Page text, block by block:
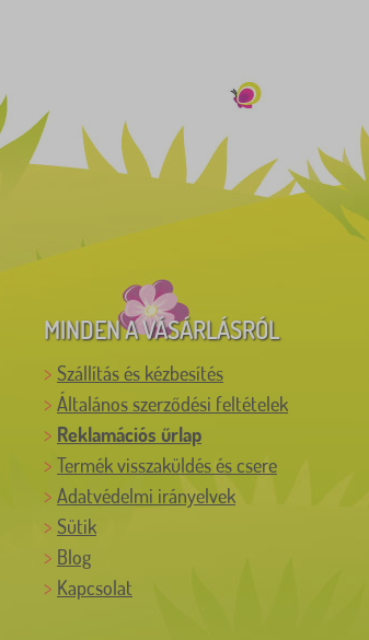
MINDEN A VÁSÁRLÁSRÓL
Szállítás és kézbesítés
Általános szerződési feltételek
Reklamációs űrlap
Termék visszaküldés és csere
Adatvédelmi irányelvek
Sütik
Blog
Kapcsolat